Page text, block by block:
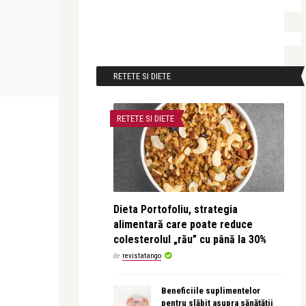
–
Actorul Horațiu Mălăele, celebrat într-
un maraton te ...
Teatrul
„Emigranții”
RETETE SI DIETE
RETETE SI DIETE
Dieta Portofoliu, strategia
alimentară care poate reduce
colesterolul „rău” cu până la 30%
de revistatango
Beneficiile suplimentelor
pentru slăbit asupra sănătății